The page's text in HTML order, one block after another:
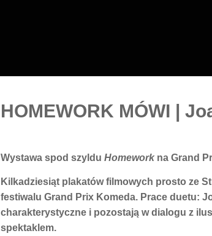
HOMEWORK MÓWI |
Wystawa spod szyldu Homework na Grand
Kilkadziesiąt plakatów filmowych prosto ze
festiwalu Grand Prix Komeda. Prace duetu:
charakterystyczne i pozostają w dialogu z
spektaklem.